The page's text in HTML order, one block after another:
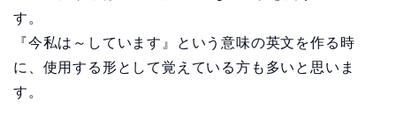
す。
『今私は～しています』という意味の英文を作る時
に、使用する形として覚えている方も多いと思いま
す。